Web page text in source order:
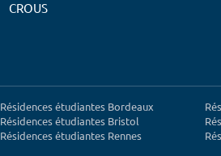
CROUS
Résidences étudiantes Bordeaux
Résidences étudiantes Bristol
Résidences étudiantes Rennes